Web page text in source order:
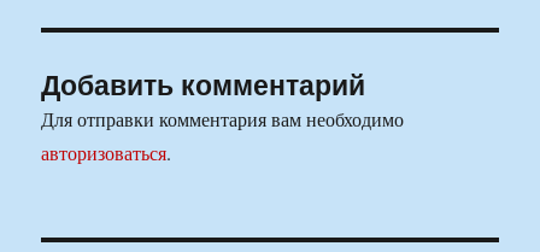
Добавить комментарий
Для отправки комментария вам необходимо
авторизоваться.